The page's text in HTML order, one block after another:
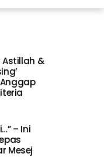
Astillah &
– Ini
Mesej